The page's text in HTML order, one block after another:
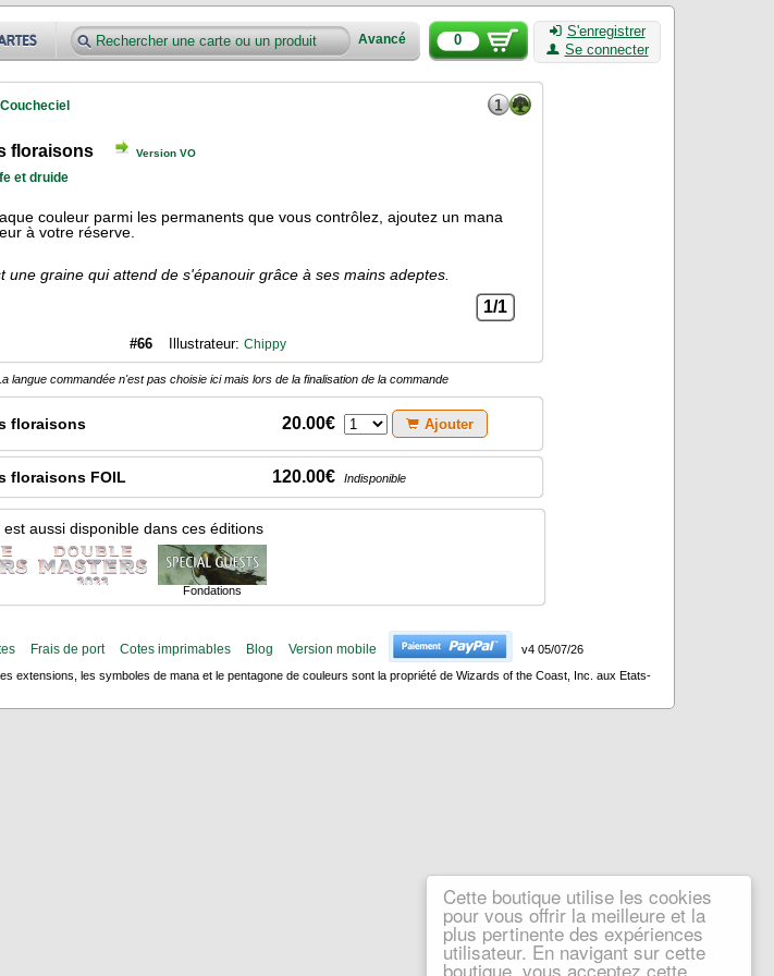
Cette boutique utilise les cookies
pour vous offrir la meilleure et la
plus pertinente des expériences
utilisateur. En navigant sur cette
boutique, vous acceptez cette
Avancé 0
S'enregistrer
Se connecter
Coucheciel
floraisons Version VO
et druide
couleur parmi les permanents que vous contrôlez, ajoutez un mana
à votre réserve.
une graine qui attend de s'épanouir grâce à ses mains adeptes.
1/1
#66 Illustrateur: Chippy
langue commandée n'est pas choisie ici mais lors de la finalisation de la commande
floraisons 20.00€ Ajouter
floraisons FOIL 120.00€ Indisponible
est aussi disponible dans ces éditions
Fondations
Frais de port Cotes imprimables Blog Version mobile
v4 05/07/26
les symboles de mana et le pentagone de couleurs sont la propriété de Wizards of the Coast, Inc. aux Etats-